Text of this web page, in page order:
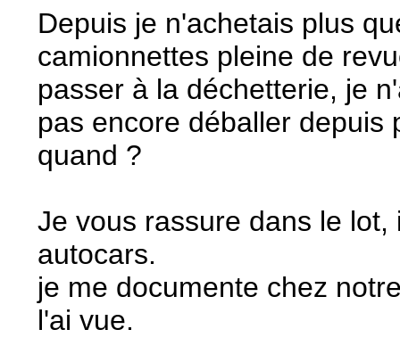
Depuis je n'achetais plus
camionnettes pleine de
passer à la déchetterie, je
pas encore déballer depuis
quand ?
Je vous rassure dans le
autocars.
je me documente chez
l'ai vue.